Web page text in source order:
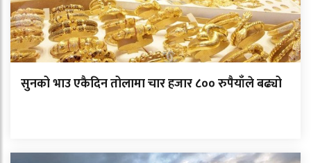
सुनको भाउ एकैदिन तोलामा चार हजार ८०० रुपैयाँले बढ्यो